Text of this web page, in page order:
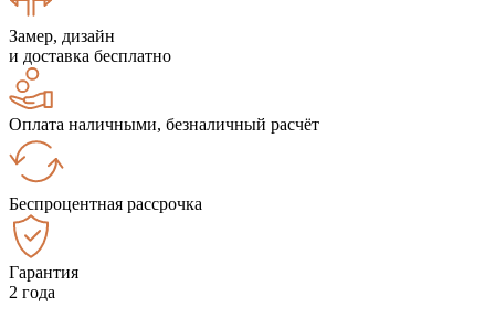
Замер, дизайн
и доставка бесплатно
Оплата наличными, безналичный расчёт
Беспроцентная рассрочка
Гарантия
2 года